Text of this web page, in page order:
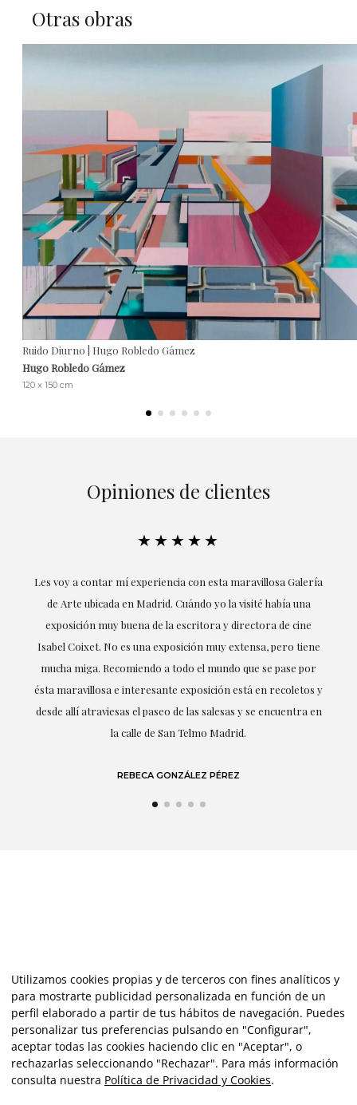
Otras obras
Ruido Diurno | Hugo Robledo Gámez
Hugo Robledo Gámez
120 x 150 cm
Opiniones de clientes
★★★★★
Les voy a contar mí experiencia con esta maravillosa Galería
de Arte ubicada en Madrid. Cuándo yo la visité había una
exposición muy buena de la escritora y directora de cine
Isabel Coixet. No es una exposición muy extensa, pero tiene
mucha miga. Recomiendo a todo el mundo que se pase por
ésta maravillosa e interesante exposición está en recoletos y
desde allí atraviesas el paseo de las salesas y se encuentra en
la calle de San Telmo Madrid.
REBECA GONZÁLEZ PÉREZ
Utilizamos cookies propias y de terceros con fines analíticos y
para mostrarte publicidad personalizada en función de un
perfil elaborado a partir de tus hábitos de navegación. Puedes
personalizar tus preferencias pulsando en "Configurar",
aceptar todas las cookies haciendo clic en "Aceptar", o
rechazarlas seleccionando "Rechazar". Para más información
consulta nuestra Política de Privacidad y Cookies.